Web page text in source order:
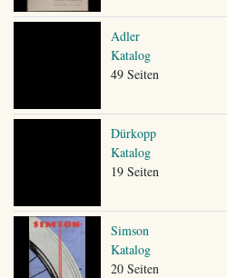
Adler
Katalog
49 Seiten
Dürkopp
Katalog
19 Seiten
Simson
Katalog
20 Seiten